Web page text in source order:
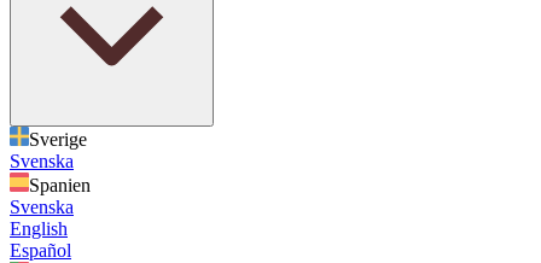
Sverige
Svenska
Spanien
Svenska
English
Español